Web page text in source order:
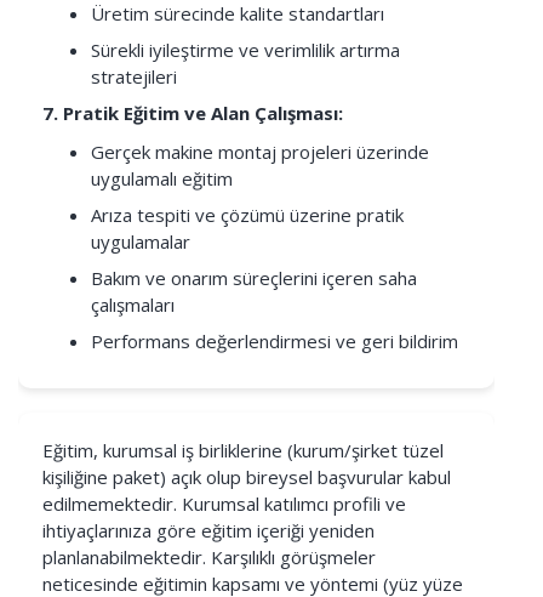
Üretim sürecinde kalite standartları
Sürekli iyileştirme ve verimlilik artırma
stratejileri
7. Pratik Eğitim ve Alan Çalışması:
Gerçek makine montaj projeleri üzerinde
uygulamalı eğitim
Arıza tespiti ve çözümü üzerine pratik
uygulamalar
Bakım ve onarım süreçlerini içeren saha
çalışmaları
Performans değerlendirmesi ve geri bildirim
Eğitim, kurumsal iş birliklerine (kurum/şirket tüzel
kişiliğine paket) açık olup bireysel başvurular kabul
edilmemektedir. Kurumsal katılımcı profili ve
ihtiyaçlarınıza göre eğitim içeriği yeniden
planlanabilmektedir. Karşılıklı görüşmeler
neticesinde eğitimin kapsamı ve yöntemi (yüz yüze